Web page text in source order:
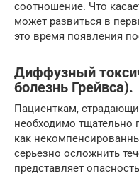
соотношение. Что
может развиться в
это время появления
Диффузный
болезнь Грейвса).
Пациенткам,
необходимо тщательно
как
серьезно осложнить
представляет